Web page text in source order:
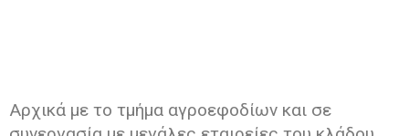
Αρχικά με το τμήμα αγροεφοδίων και σε